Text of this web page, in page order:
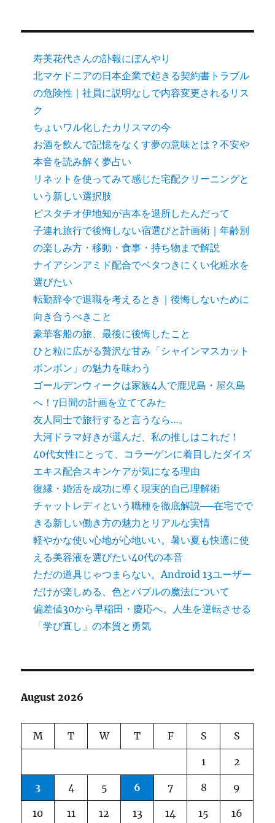
寿美花代さんの訃報にぼんやり
北マケドニアの日本企業で起きる契約書トラブル
の危険性｜社員に説明なしで内容変更されるリス
ク
ちょいワル化したカリスマの今
お酒を飲んで記憶をなくす夢の意味とは？不安や
本音を読み解く夢占い
リネットを使ってみて感じた宅配クリーニングと
いう新しい選択肢
ピスタチオ伊地知が吉本を退所したんだって
子連れ旅行で後悔しない宿選びと計画術｜年齢別
の楽しみ方・移動・食事・持ち物まで解説
ナイアシンアミド配合でベタつきにくい化粧水を
選びたい
転勤辞令で退職を考えるとき｜後悔しないために
向き合うべきこと
豪華客船の旅、最後に後悔したこと
ひと粒に広がる贅沢な甘み「シャインマスカット
ボンボン」の魅力を味わう
ゴールデンウィークは家族4人で鹿児島・屋久島
へ！7日間の計画を立ててみた
友人同士で旅行すると言うなら…。
大河ドラマ好きが選んだ、私の推しはこれだ！
40代女性にとって、コラーゲンに着目したダイズ
エキス配合スキンケアが気になる理由
復縁・婚活を成功に導く現実的自己理解術
チャットレディという職種を徹底解説──在宅でで
きる新しい働き方の魅力とリアルな実情
軽やかな使い心地が心地いい。暑い夏も快適に使
える美容液を選びたい40代の本音
ただの道具じゃつまらない。Android 13ユーザー
だけが楽しめる、色とバブルの魔法について
偏差値30から早稲田・慶応へ。人生を逆転させる
「学び直し」の本質と勇気
August 2026
M T W T F S S
1 2
3 4 5 6 7 8 9
10 11 12 13 14 15 16